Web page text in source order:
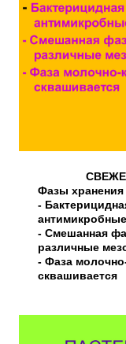
Фазы хранения
-
- Смешанная
различные
- Фаза
сквашивается